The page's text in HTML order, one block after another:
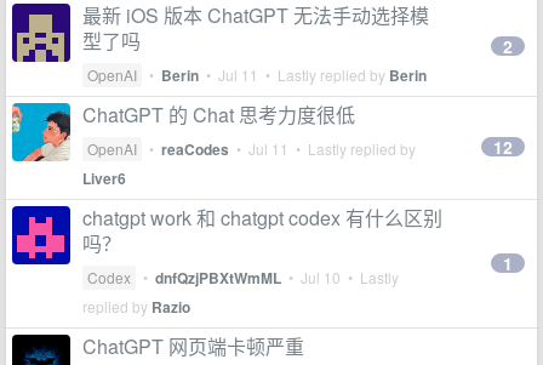
最新 iOS 版本 ChatGPT 无法手动选择模
型了吗
OpenAI • Berin • Jul 11 • Lastly replied by Berin
2
ChatGPT 的 Chat 思考力度很低
OpenAI • reaCodes • Jul 11 • Lastly replied by
Liver6
12
chatgpt work 和 chatgpt codex 有什么区别
吗？
Codex • dnfQzjPBXtWmML • Jul 10 • Lastly
replied by Razio
1
ChatGPT 网页端卡顿严重